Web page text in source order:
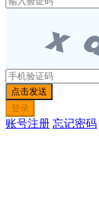
账号注册 忘记密码